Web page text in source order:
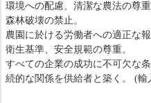
環境への配慮、清潔な農法の尊重
森林破壊の禁止。
農園に於ける労働者への適正な報
衛生基準、安全規範の尊重。
すべての企業の成功に不可欠な
続的な関係を供給者と築く。 (輸